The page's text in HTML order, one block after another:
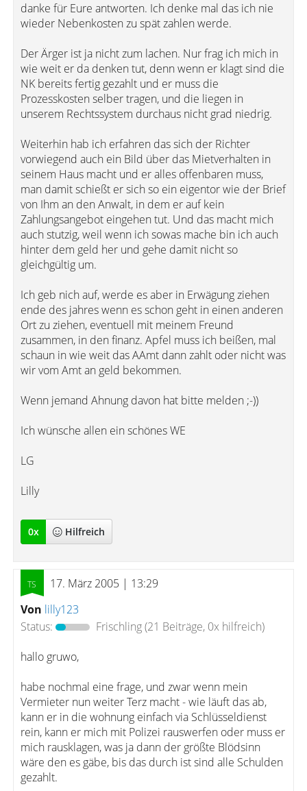
danke für Eure antworten. Ich denke mal das ich nie
wieder Nebenkosten zu spät zahlen werde.
Der Ärger ist ja nicht zum lachen. Nur frag ich mich in
wie weit er da denken tut, denn wenn er klagt sind die
NK bereits fertig gezahlt und er muss die
Prozesskosten selber tragen, und die liegen in
unserem Rechtssystem durchaus nicht grad niedrig.
Weiterhin hab ich erfahren das sich der Richter
vorwiegend auch ein Bild über das Mietverhalten in
seinem Haus macht und er alles offenbaren muss,
man damit schießt er sich so ein eigentor wie der Brief
von Ihm an den Anwalt, in dem er auf kein
Zahlungsangebot eingehen tut. Und das macht mich
auch stutzig, weil wenn ich sowas mache bin ich auch
hinter dem geld her und gehe damit nicht so
gleichgültig um.
Ich geb nich auf, werde es aber in Erwägung ziehen
ende des jahres wenn es schon geht in einen anderen
Ort zu ziehen, eventuell mit meinem Freund
zusammen, in den finanz. Apfel muss ich beißen, mal
schaun in wie weit das AAmt dann zahlt oder nicht was
wir vom Amt an geld bekommen.
Wenn jemand Ahnung davon hat bitte melden ;-))
Ich wünsche allen ein schönes WE
LG
Lilly
0x Hilfreich
17. März 2005 | 13:29
Von lilly123
Status:
Frischling(21 Beiträge, 0x hilfreich)
hallo gruwo,
habe nochmal eine frage, und zwar wenn mein
Vermieter nun weiter Terz macht - wie läuft das ab,
kann er in die wohnung einfach via Schlüsseldienst
rein, kann er mich mit Polizei rauswerfen oder muss er
mich rausklagen, was ja dann der größte Blödsinn
wäre den es gäbe, bis das durch ist sind alle Schulden
gezahlt.